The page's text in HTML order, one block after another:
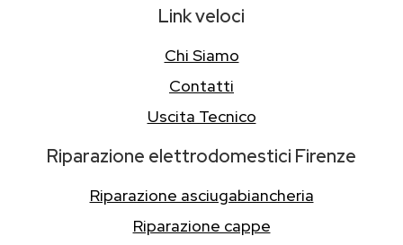
Link veloci
Chi Siamo
Contatti
Uscita Tecnico
Riparazione elettrodomestici Firenze
Riparazione asciugabiancheria
Riparazione cappe